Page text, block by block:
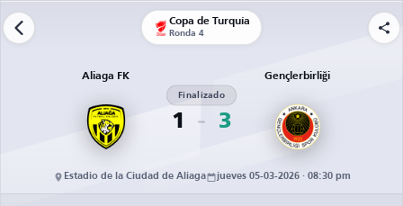
Copa de Turquía
Ronda 4
Aliaga FK
1
Finalizado
3
Gençlerbirliği
Estadio de la Ciudad de Aliaga jueves 05-03-2026 · 08:30 pm